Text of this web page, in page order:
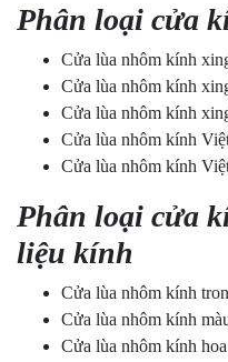
Phân loại cửa
Cửa lùa nhôm kính
Cửa lùa nhôm kính
Cửa lùa nhôm kính
Cửa lùa nhôm kính
Cửa lùa nhôm kính
Phân loại cửa
liệu kính
Cửa lùa nhôm kính
Cửa lùa nhôm kính
Cửa lùa nhôm kính